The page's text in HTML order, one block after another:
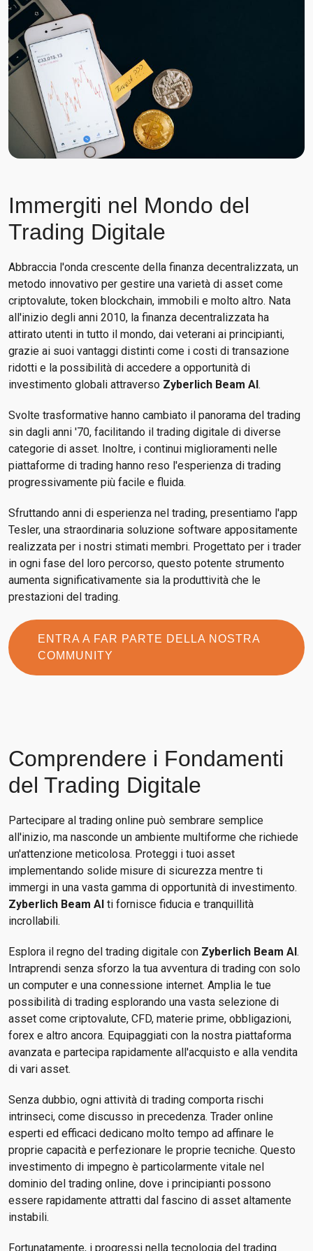
Immergiti nel Mondo del
Trading Digitale
Abbraccia l'onda crescente della finanza decentralizzata, un
metodo innovativo per gestire una varietà di asset come
criptovalute, token blockchain, immobili e molto altro. Nata
all'inizio degli anni 2010, la finanza decentralizzata ha
attirato utenti in tutto il mondo, dai veterani ai principianti,
grazie ai suoi vantaggi distinti come i costi di transazione
ridotti e la possibilità di accedere a opportunità di
investimento globali attraverso Zyberlich Beam AI.
Svolte trasformative hanno cambiato il panorama del trading
sin dagli anni '70, facilitando il trading digitale di diverse
categorie di asset. Inoltre, i continui miglioramenti nelle
piattaforme di trading hanno reso l'esperienza di trading
progressivamente più facile e fluida.
Sfruttando anni di esperienza nel trading, presentiamo l'app
Tesler, una straordinaria soluzione software appositamente
realizzata per i nostri stimati membri. Progettato per i trader
in ogni fase del loro percorso, questo potente strumento
aumenta significativamente sia la produttività che le
prestazioni del trading.
ENTRA A FAR PARTE DELLA NOSTRA
COMMUNITY
Comprendere i Fondamenti
del Trading Digitale
Partecipare al trading online può sembrare semplice
all'inizio, ma nasconde un ambiente multiforme che richiede
un'attenzione meticolosa. Proteggi i tuoi asset
implementando solide misure di sicurezza mentre ti
immergi in una vasta gamma di opportunità di investimento.
Zyberlich Beam AI ti fornisce fiducia e tranquillità
incrollabili.
Esplora il regno del trading digitale con Zyberlich Beam AI.
Intraprendi senza sforzo la tua avventura di trading con solo
un computer e una connessione internet. Amplia le tue
possibilità di trading esplorando una vasta selezione di
asset come criptovalute, CFD, materie prime, obbligazioni,
forex e altro ancora. Equipaggiati con la nostra piattaforma
avanzata e partecipa rapidamente all'acquisto e alla vendita
di vari asset.
Senza dubbio, ogni attività di trading comporta rischi
intrinseci, come discusso in precedenza. Trader online
esperti ed efficaci dedicano molto tempo ad affinare le
proprie capacità e perfezionare le proprie tecniche. Questo
investimento di impegno è particolarmente vitale nel
dominio del trading online, dove i principianti possono
essere rapidamente attratti dal fascino di asset altamente
instabili.
Fortunatamente, i progressi nella tecnologia del trading